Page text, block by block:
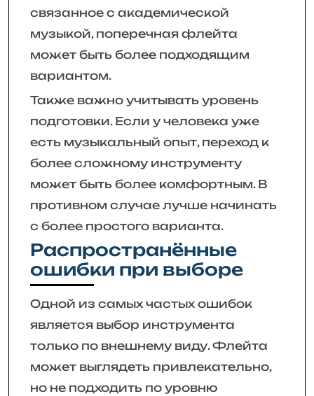
связанное с академической
музыкой, поперечная флейта
может быть более подходящим
вариантом.
Также важно учитывать уровень
подготовки. Если у человека уже
есть музыкальный опыт, переход к
более сложному инструменту
может быть более комфортным. В
противном случае лучше начинать
с более простого варианта.
Распространённые
ошибки при выборе
Одной из самых частых ошибок
является выбор инструмента
только по внешнему виду. Флейта
может выглядеть привлекательно,
но не подходить по уровню